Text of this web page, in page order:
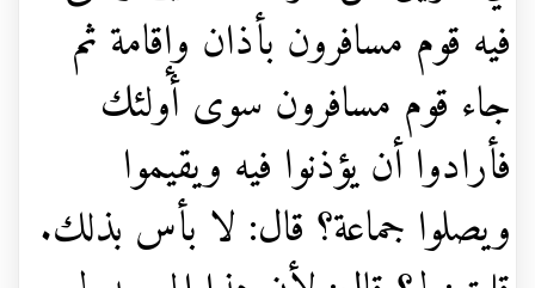
فيه قوم مسافرون بأذان وإقامة ثم
جاء قوم مسافرون سوى أولئك
فأرادوا أن يؤذنوا فيه ويقيموا
ويصلوا جماعة؟ قال: لا بأس بذلك.